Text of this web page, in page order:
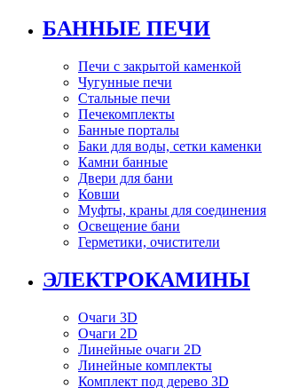
БАННЫЕ ПЕЧИ
Печи с закрытой каменкой
Чугунные печи
Стальные печи
Печекомплекты
Банные порталы
Баки для воды, сетки каменки
Камни банные
Двери для бани
Ковши
Муфты, краны для соединения
Освещение бани
Герметики, очистители
ЭЛЕКТРОКАМИНЫ
Очаги 3D
Очаги 2D
Линейные очаги 2D
Линейные комплекты
Комплект под дерево 3D